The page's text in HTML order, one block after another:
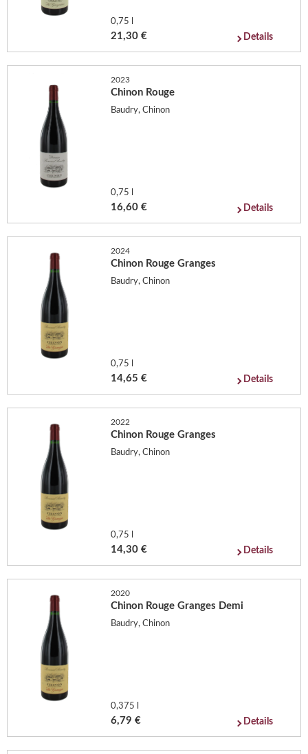
0,75 l
21,30 € Details
2023
Chinon Rouge
Baudry, Chinon
0,75 l
16,60 € Details
2024
Chinon Rouge Granges
Baudry, Chinon
0,75 l
14,65 € Details
2022
Chinon Rouge Granges
Baudry, Chinon
0,75 l
14,30 € Details
2020
Chinon Rouge Granges Demi
Baudry, Chinon
0,375 l
6,79 € Details